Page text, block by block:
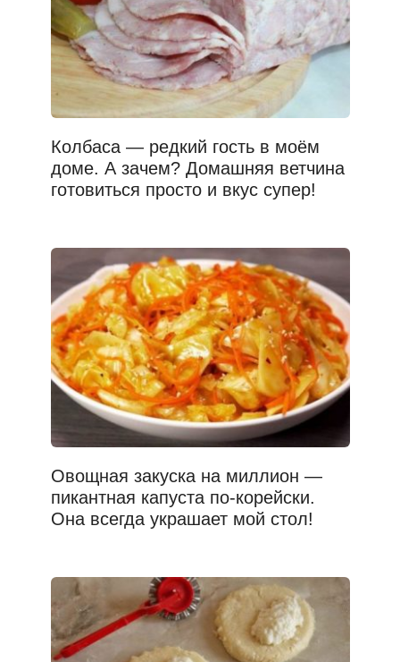
Колбаса — редкий гость в моём
доме. А зачем? Домашняя ветчина
готовиться просто и вкус супер!
Овощная закуска на миллион —
пикантная капуста по-корейски.
Она всегда украшает мой стол!